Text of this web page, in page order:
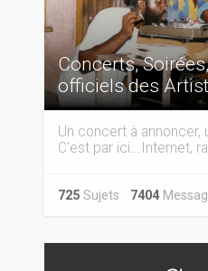
Concerts,
officiels des
Un concert à annoncer,
C'est par ici...Internet,
725Sujets 7404